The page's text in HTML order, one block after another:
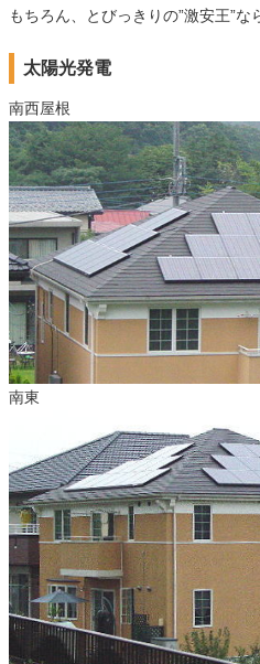
もちろん、とびっきりの”激安王”
太陽光発電
南西屋根
南東